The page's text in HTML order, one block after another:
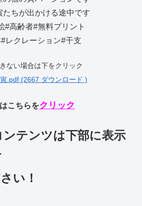
たちが出かける途中です
#高齢者#無料プリント
レクレーション#干支
ない場合は下をクリック
.pdf (2667 ダウンロード )
こちらをクリック
ンテンツは下部に表示
い！